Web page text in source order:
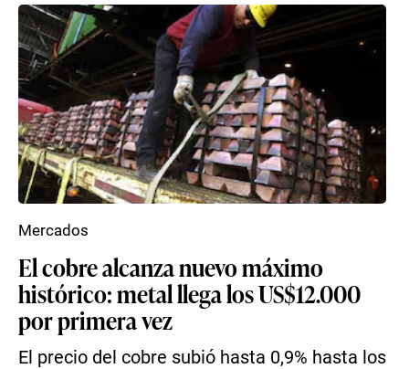
El cobre alcanza nuevo máximo
histórico: metal llega los US$12.000
por primera vez
El precio del cobre subió hasta 0,9% hasta los
Mercados